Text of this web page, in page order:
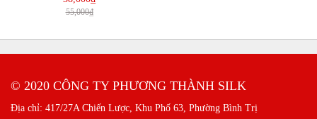
55,000₫
© 2020 CÔNG TY PHƯƠNG THÀNH SILK
Địa chỉ: 417/27A Chiến Lược, Khu Phố 63, Phường Bình Trị